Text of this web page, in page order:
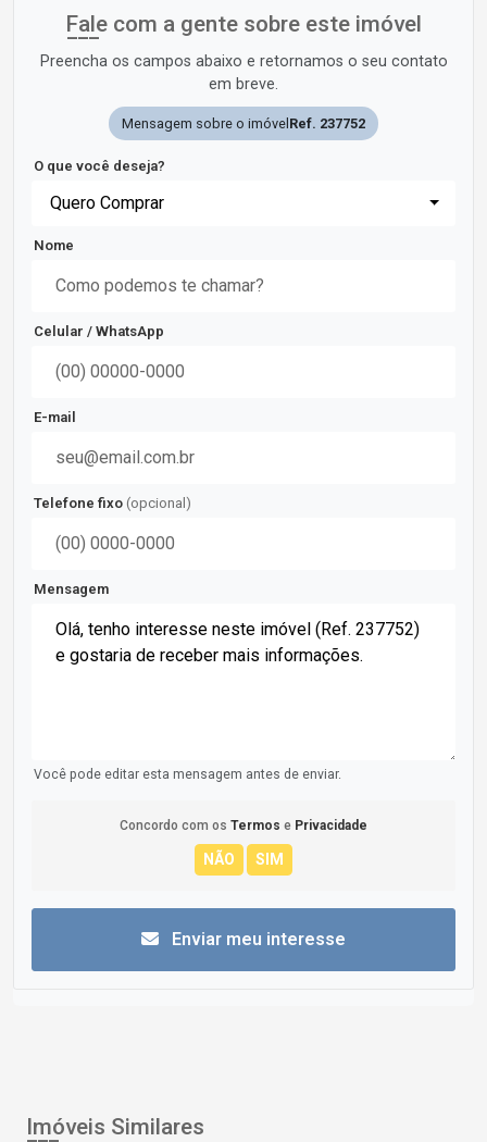
Fale com a gente sobre este imóvel
Preencha os campos abaixo e retornamos o seu contato
em breve.
Mensagem sobre o imóvel Ref. 237752
O que você deseja?
Quero Comprar
Nome
Celular / WhatsApp
E-mail
Telefone fixo (opcional)
Mensagem
Você pode editar esta mensagem antes de enviar.
Concordo com os Termos e Privacidade
Enviar meu interesse
Imóveis Similares